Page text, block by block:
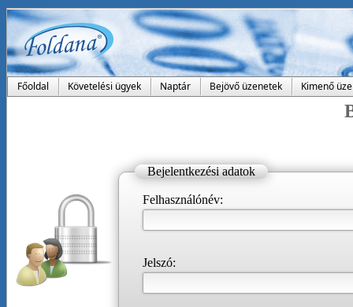
Főoldal Követelési ügyek Naptár Bejövő üzenetek Kimenő
Bejelentkezési adatok
Felhasználónév:
Jelszó: